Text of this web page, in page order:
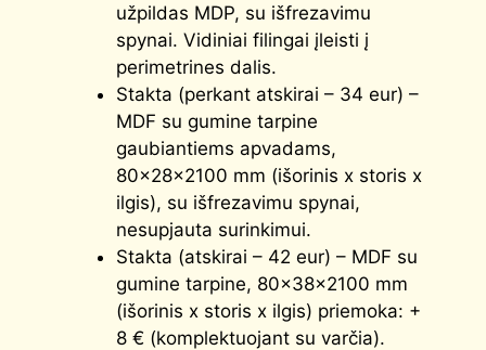
užpildas MDP, su išfrezavimu
spynai. Vidiniai filingai įleisti į
perimetrines dalis.
Stakta (perkant atskirai – 34 eur) –
MDF su gumine tarpine
gaubiantiems apvadams,
80x28x2100 mm (išorinis x storis x
ilgis), su išfrezavimu spynai,
nesupjauta surinkimui.
Stakta (atskirai – 42 eur) – MDF su
gumine tarpine, 80x38x2100 mm
(išorinis x storis x ilgis) priemoka: +
8 € (komplektuojant su varčia).